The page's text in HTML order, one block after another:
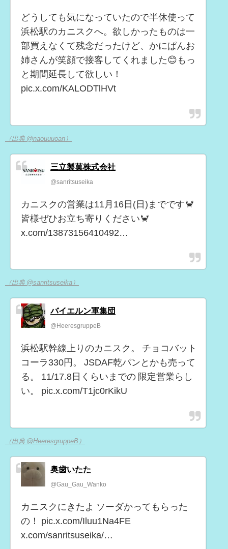
どうしても気になっていたので半休使って
浜松駅のカニスクへ。欲しかったものは一
部買えなくて残念だったけど、かにぱんお
姉さんが笑顔で接客してくれました😊もっ
と期間延長して欲しい！
pic.x.com/KALODTlHVt
（出典 @naouuuoan）
三立製菓株式会社
@sanritsuseika
カニスクの営業は11月16日(日)までです🦀
皆様ぜひお立ち寄りください🦀
x.com/13873156410492…
（出典 @sanritsuseika）
バイエルン軍集団
@HeeresgruppeB
浜松駅幹線上りのカニスク。 チョコバット
コーラ330円。 JSDAF乾パンとかも売って
る。 11/17.8日くらいまでの 限定営業らし
い。 pic.x.com/T1jc0rKikU
（出典 @HeeresgruppeB）
奥歯いたた
@Gau_Gau_Wanko
カニスクにきたよ ソーダかってもらった
の！ pic.x.com/Iluu1Na4FE
x.com/sanritsuseika/…